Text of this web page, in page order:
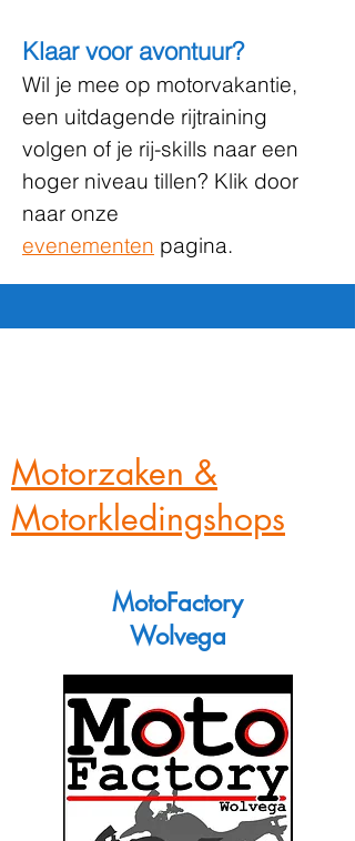
Klaar voor avontuur?
Wil je mee op motorvakantie,
een uitdagende rijtraining
volgen of je rij-skills naar een
hoger niveau tillen? Klik door
naar onze
evenementen pagina.
Motorzaken &
Motorkledingshops
MotoFactory
Wolvega